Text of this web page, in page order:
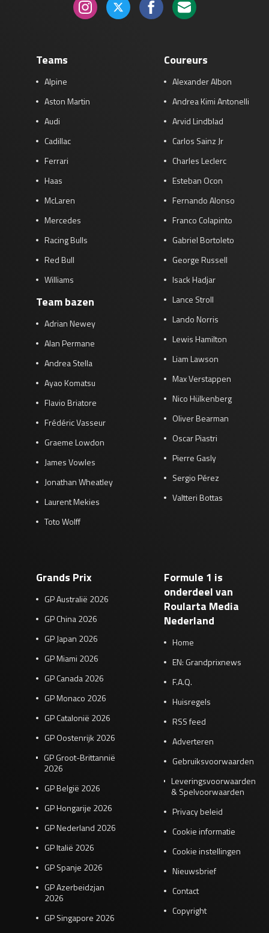
Teams
Alpine
Aston Martin
Audi
Cadillac
Ferrari
Haas
McLaren
Mercedes
Racing Bulls
Red Bull
Williams
Team bazen
Adrian Newey
Alan Permane
Andrea Stella
Ayao Komatsu
Flavio Briatore
Frédéric Vasseur
Graeme Lowdon
James Vowles
Jonathan Wheatley
Laurent Mekies
Toto Wolff
Coureurs
Alexander Albon
Andrea Kimi Antonelli
Arvid Lindblad
Carlos Sainz Jr
Charles Leclerc
Esteban Ocon
Fernando Alonso
Franco Colapinto
Gabriel Bortoleto
George Russell
Isack Hadjar
Lance Stroll
Lando Norris
Lewis Hamilton
Liam Lawson
Max Verstappen
Nico Hülkenberg
Oliver Bearman
Oscar Piastri
Pierre Gasly
Sergio Pérez
Valtteri Bottas
Grands Prix
GP Australië 2026
GP China 2026
GP Japan 2026
GP Miami 2026
GP Canada 2026
GP Monaco 2026
GP Catalonië 2026
GP Oostenrijk 2026
GP Groot-Brittannië
2026
GP België 2026
GP Hongarije 2026
GP Nederland 2026
GP Italië 2026
GP Spanje 2026
GP Azerbeidzjan
2026
GP Singapore 2026
Formule 1 is
onderdeel van
Roularta Media
Nederland
Home
EN: Grandprixnews
F.A.Q.
Huisregels
RSS feed
Adverteren
Gebruiksvoorwaarden
Leveringsvoorwaarden
& Spelvoorwaarden
Privacy beleid
Cookie informatie
Cookie instellingen
Nieuwsbrief
Contact
Copyright